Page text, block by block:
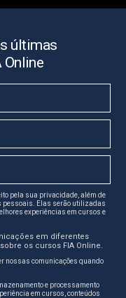
últimas
Online
pela sua privacidade, além de
pessoais. Elas serão utilizadas
experiências em cursos e
em diferentes
os cursos FIA Online.
nossas comunicações quando
e processamento
em cursos, conteúdos